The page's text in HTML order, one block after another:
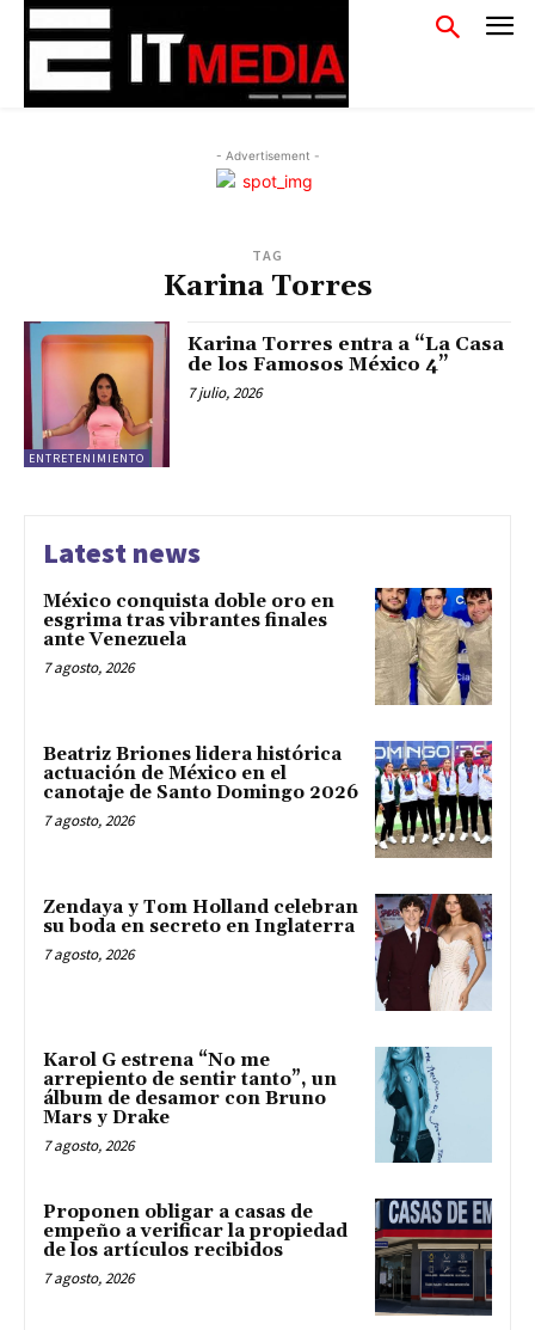
- Advertisement -
TAG
Karina Torres
ENTRETENIMIENTO
Karina Torres entra a “La Casa
de los Famosos México 4”
7 julio, 2026
Latest news
México conquista doble oro en
esgrima tras vibrantes finales
ante Venezuela
7 agosto, 2026
Beatriz Briones lidera histórica
actuación de México en el
canotaje de Santo Domingo 2026
7 agosto, 2026
Zendaya y Tom Holland celebran
su boda en secreto en Inglaterra
7 agosto, 2026
Karol G estrena “No me
arrepiento de sentir tanto”, un
álbum de desamor con Bruno
Mars y Drake
7 agosto, 2026
Proponen obligar a casas de
empeño a verificar la propiedad
de los artículos recibidos
7 agosto, 2026